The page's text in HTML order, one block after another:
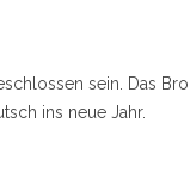
sein. Das
ins neue Jahr.